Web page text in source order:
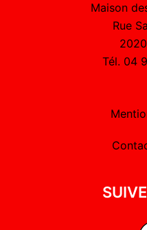
Maison
Rue
Tél. 04